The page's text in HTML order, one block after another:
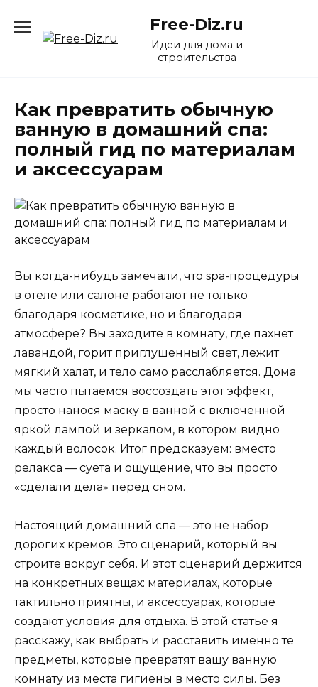
содержанию
Free-Diz.ru
Идеи для дома и
строительства
Как превратить обычную
ванную в домашний спа:
полный гид по материалам
и аксессуарам
Вы когда-нибудь замечали, что spa-процедуры
в отеле или салоне работают не только
благодаря косметике, но и благодаря
атмосфере? Вы заходите в комнату, где пахнет
лавандой, горит приглушенный свет, лежит
мягкий халат, и тело само расслабляется. Дома
мы часто пытаемся воссоздать этот эффект,
просто нанося маску в ванной с включенной
яркой лампой и зеркалом, в котором видно
каждый волосок. Итог предсказуем: вместо
релакса — суета и ощущение, что вы просто
«сделали дела» перед сном.
Настоящий домашний спа — это не набор
дорогих кремов. Это сценарий, который вы
строите вокруг себя. И этот сценарий держится
на конкретных вещах: материалах, которые
тактильно приятны, и аксессуарах, которые
создают условия для отдыха. В этой статье я
расскажу, как выбрать и расставить именно те
предметы, которые превратят вашу ванную
комнату из места гигиены в место силы. Без